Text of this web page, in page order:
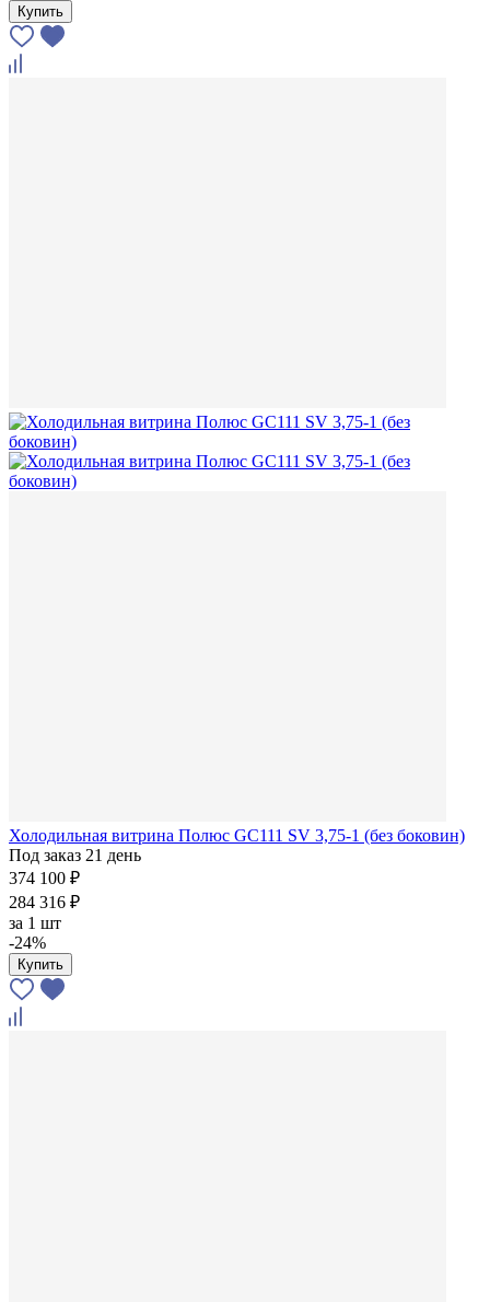
Купить
Холодильная витрина Полюс GC111 SV 3,75-1 (без боковин)
Под заказ 21 день
374 100 ₽
284 316 ₽
за 1 шт
-24%
Купить